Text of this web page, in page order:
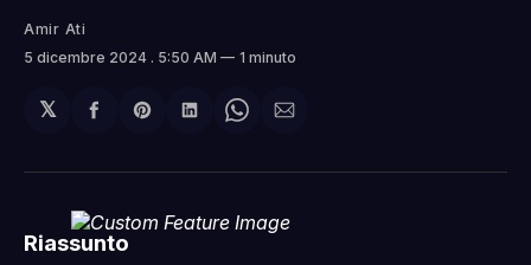
Amir Ati
5 dicembre 2024 . 5:50 AM 1 minuto
𝕏
Condividi
Facebook
Share
Pinterest
Condividi
LinkedIn
Share
WhatsApp
Condividi
email
Riassunto